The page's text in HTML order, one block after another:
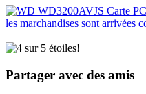
les marchandises sont arrivées
Partager avec des amis